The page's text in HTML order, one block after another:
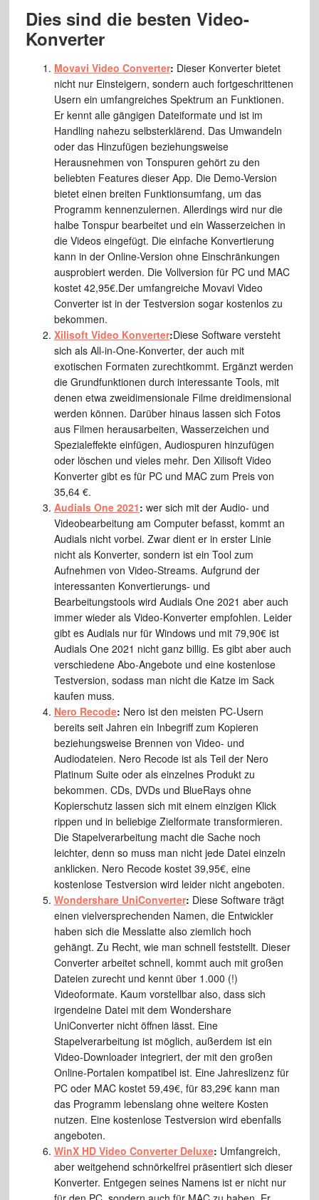
Dies sind die besten Video-
Konverter
Movavi Video Converter: Dieser Konverter bietet
nicht nur Einsteigern, sondern auch fortgeschrittenen
Usern ein umfangreiches Spektrum an Funktionen.
Er kennt alle gängigen Dateiformate und ist im
Handling nahezu selbsterklärend. Das Umwandeln
oder das Hinzufügen beziehungsweise
Herausnehmen von Tonspuren gehört zu den
beliebten Features dieser App. Die Demo-Version
bietet einen breiten Funktionsumfang, um das
Programm kennenzulernen. Allerdings wird nur die
halbe Tonspur bearbeitet und ein Wasserzeichen in
die Videos eingefügt. Die einfache Konvertierung
kann in der Online-Version ohne Einschränkungen
ausprobiert werden. Die Vollversion für PC und MAC
kostet 42,95€.Der umfangreiche Movavi Video
Converter ist in der Testversion sogar kostenlos zu
bekommen.
Xilisoft Video Konverter:Diese Software versteht
sich als All-in-One-Konverter, der auch mit
exotischen Formaten zurechtkommt. Ergänzt werden
die Grundfunktionen durch interessante Tools, mit
denen etwa zweidimensionale Filme dreidimensional
werden können. Darüber hinaus lassen sich Fotos
aus Filmen herausarbeiten, Wasserzeichen und
Spezialeffekte einfügen, Audiospuren hinzufügen
oder löschen und vieles mehr. Den Xilisoft Video
Konverter gibt es für PC und MAC zum Preis von
35,64 €.
Audials One 2021: wer sich mit der Audio- und
Videobearbeitung am Computer befasst, kommt an
Audials nicht vorbei. Zwar dient er in erster Linie
nicht als Konverter, sondern ist ein Tool zum
Aufnehmen von Video-Streams. Aufgrund der
interessanten Konvertierungs- und
Bearbeitungstools wird Audials One 2021 aber auch
immer wieder als Video-Konverter empfohlen. Leider
gibt es Audials nur für Windows und mit 79,90€ ist
Audials One 2021 nicht ganz billig. Es gibt aber auch
verschiedene Abo-Angebote und eine kostenlose
Testversion, sodass man nicht die Katze im Sack
kaufen muss.
Nero Recode: Nero ist den meisten PC-Usern
bereits seit Jahren ein Inbegriff zum Kopieren
beziehungsweise Brennen von Video- und
Audiodateien. Nero Recode ist als Teil der Nero
Platinum Suite oder als einzelnes Produkt zu
bekommen. CDs, DVDs und BlueRays ohne
Kopierschutz lassen sich mit einem einzigen Klick
rippen und in beliebige Zielformate transformieren.
Die Stapelverarbeitung macht die Sache noch
leichter, denn so muss man nicht jede Datei einzeln
anklicken. Nero Recode kostet 39,95€, eine
kostenlose Testversion wird leider nicht angeboten.
Wondershare UniConverter: Diese Software trägt
einen vielversprechenden Namen, die Entwickler
haben sich die Messlatte also ziemlich hoch
gehängt. Zu Recht, wie man schnell feststellt. Dieser
Converter arbeitet schnell, kommt auch mit großen
Dateien zurecht und kennt über 1.000 (!)
Videoformate. Kaum vorstellbar also, dass sich
irgendeine Datei mit dem Wondershare
UniConverter nicht öffnen lässt. Eine
Stapelverarbeitung ist möglich, außerdem ist ein
Video-Downloader integriert, der mit den großen
Online-Portalen kompatibel ist. Eine Jahreslizenz für
PC oder MAC kostet 59,49€, für 83,29€ kann man
das Programm lebenslang ohne weitere Kosten
nutzen. Eine kostenlose Testversion wird ebenfalls
angeboten.
WinX HD Video Converter Deluxe: Umfangreich,
aber weitgehend schnörkelfrei präsentiert sich dieser
Konverter. Entgegen seines Namens ist er nicht nur